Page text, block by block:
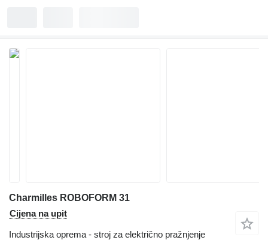
Charmilles ROBOFORM 31
Cijena na upit
Industrijska oprema - stroj za električno pražnjenje